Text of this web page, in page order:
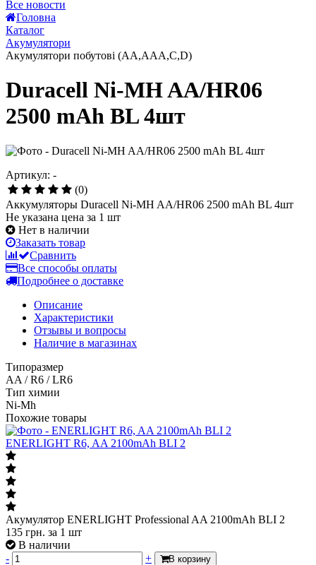
Все новости
Головна
Каталог
Акумулятори
Акумулятори побутові (AA,AAA,C,D)
Duracell Ni-MH AA/HR06
2500 mAh BL 4шт
Артикул: -
(0)
Аккумуляторы Duracell Ni-MH AA/HR06 2500 mAh BL 4шт
Не указана цена за 1 шт
Нет в наличии
Заказать товар
Сравнить
Все способы оплаты
Подробнее о доставке
Описание
Характеристики
Отзывы и вопросы
Наличие в магазинах
Типоразмер
AA / R6 / LR6
Тип химии
Ni-Mh
Похожие товары
ENERLIGHT R6, AA 2100mAh BLI 2
Акумулятор ENERLIGHT Professional AA 2100mAh BLI 2
135 грн. за 1 шт
В наличии
-
+ В корзину